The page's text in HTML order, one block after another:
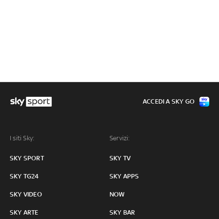
I siti Sky:
SKY SPORT
SKY TG24
SKY VIDEO
SKY ARTE
Servizi:
SKY TV
SKY APPS
NOW
SKY BAR
ACCEDI A SKY GO